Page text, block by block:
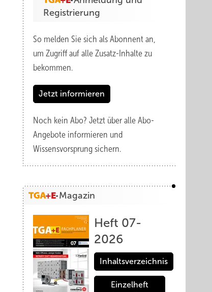
Registrierung
So melden Sie sich als Abonnent an,
um Zugriff auf alle Zusatz-Inhalte zu
bekommen.
Jetzt informieren
Noch kein Abo? Jetzt über alle Abo-
Angebote informieren und
Wissensvorsprung sichern.
Magazin
Heft 07-
2026
Inhaltsverzeichnis
Einzelheft